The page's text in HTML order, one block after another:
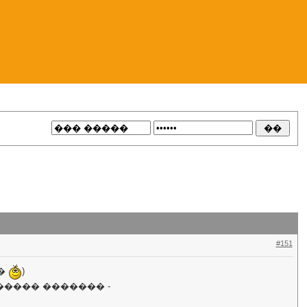
#151
)
������� -